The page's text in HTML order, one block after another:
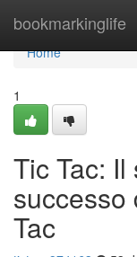
bookmarkinglife
Home
Home
1
Tic Tac:
successo
Tac